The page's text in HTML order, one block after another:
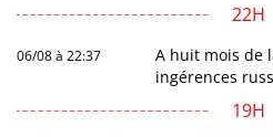
22H
06/08 à 22:37
A huit mois de
ingérences
19H